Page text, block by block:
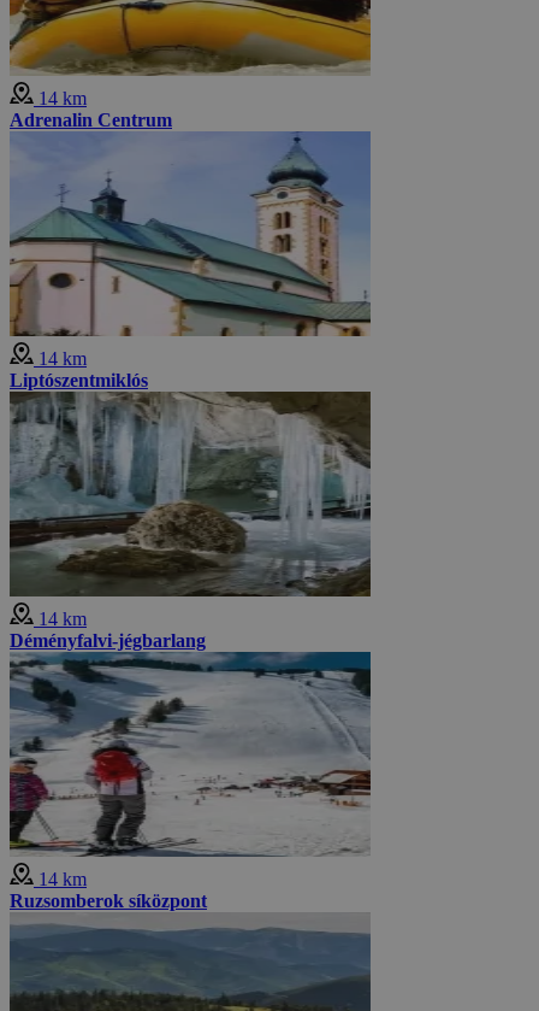
14 km
Adrenalin Centrum
14 km
Liptószentmiklós
14 km
Déményfalvi-jégbarlang
14 km
Ruzsomberok síközpont